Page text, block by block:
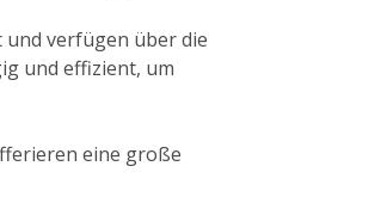
und verfügen über die
und effizient, um
eine große